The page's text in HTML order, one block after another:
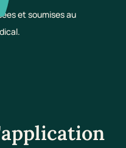
et soumises au